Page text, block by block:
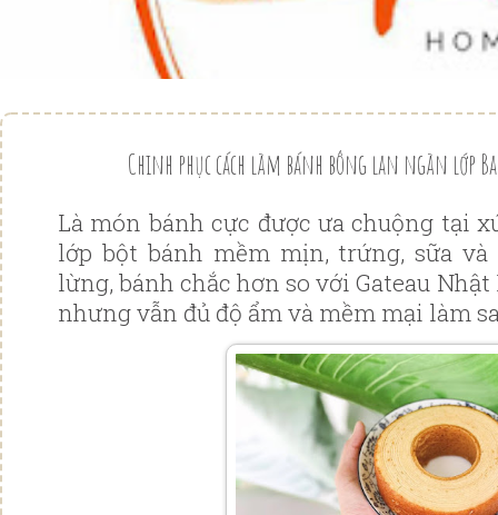
Chinh phục cách làm bánh bông lan ngàn lớp
Là món bánh cực được ưa chuộng tại
lớp bột bánh mềm mịn, trứng, sữa
lừng, bánh chắc hơn so với Gateau
nhưng vẫn đủ độ ẩm và mềm mại làm